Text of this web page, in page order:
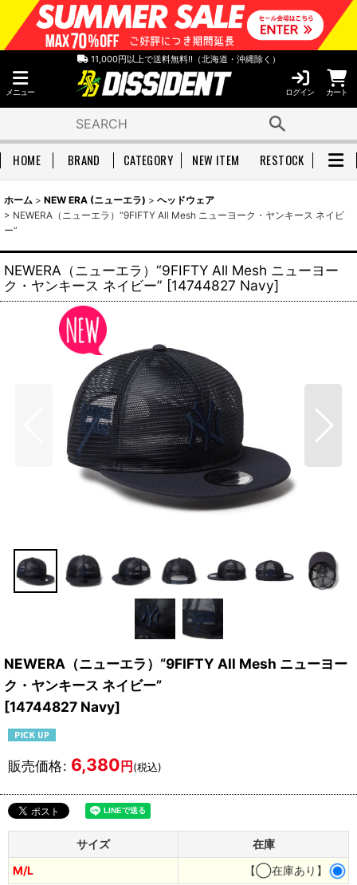
11,000円以上で送料無料!!（北海道・沖縄除く）
メニュー ログイン カート
HOME BRAND CATEGORY NEW ITEM RESTOCK
ホーム > NEW ERA (ニューエラ) > ヘッドウェア
> NEWERA（ニューエラ）“9FIFTY All Mesh ニューヨーク・ヤンキース ネイビ
ー”
NEWERA（ニューエラ）“9FIFTY All Mesh ニューヨー
ク・ヤンキース ネイビー” [14744827 Navy]
NEWERA（ニューエラ）“9FIFTY All Mesh ニューヨー
ク・ヤンキース ネイビー”
[14744827 Navy]
販売価格: 6,380円(税込)
サイズ
在庫
M/L
【◯在庫あり】